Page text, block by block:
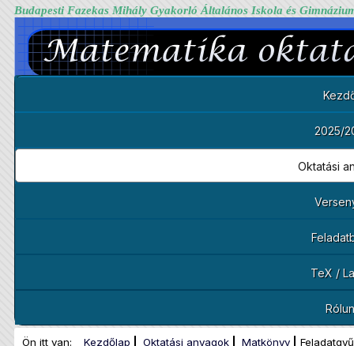
Budapesti Fazekas Mihály Gyakorló Általános Iskola és
2025/
Oktatási
TeX /
Ön itt van: Kezdőlap Oktatási anyagok Matkönyv